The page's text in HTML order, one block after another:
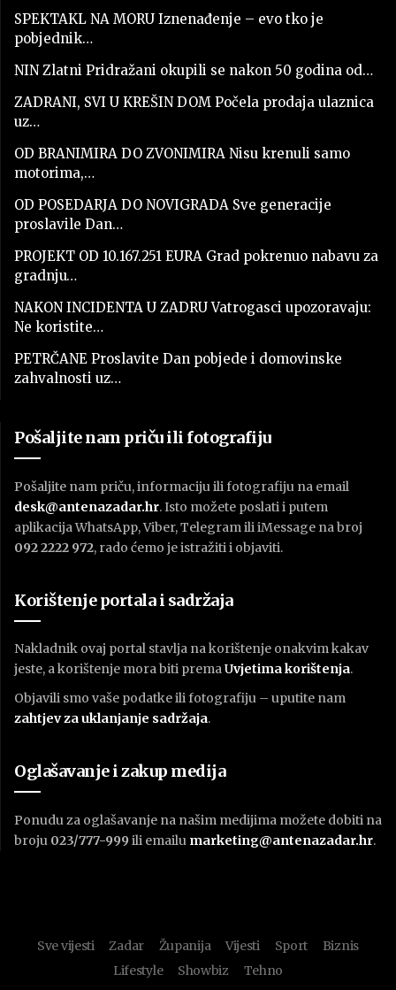
SPEKTAKL NA MORU Iznenađenje – evo tko je
pobjednik…
NIN Zlatni Pridražani okupili se nakon 50 godina od…
ZADRANI, SVI U KREŠIN DOM Počela prodaja ulaznica
uz…
OD BRANIMIRA DO ZVONIMIRA Nisu krenuli samo
motorima,…
OD POSEDARJA DO NOVIGRADA Sve generacije
proslavile Dan…
PROJEKT OD 10.167.251 EURA Grad pokrenuo nabavu za
gradnju…
NAKON INCIDENTA U ZADRU Vatrogasci upozoravaju:
Ne koristite…
PETRČANE Proslavite Dan pobjede i domovinske
zahvalnosti uz…
Pošaljite nam priču ili fotografiju
Pošaljite nam priču, informaciju ili fotografiju na email
desk@antenazadar.hr. Isto možete poslati i putem
aplikacija WhatsApp, Viber, Telegram ili iMessage na broj
092 2222 972, rado ćemo je istražiti i objaviti.
Korištenje portala i sadržaja
Nakladnik ovaj portal stavlja na korištenje onakvim kakav
jeste, a korištenje mora biti premaUvjetima korištenja.
Objavili smo vaše podatke ili fotografiju – uputite nam
zahtjev za uklanjanje sadržaja.
Oglašavanje i zakup medija
Ponudu za oglašavanje na našim medijima možete dobiti na
broju 023/777-999 ili emailu marketing@antenazadar.hr.
Sve vijesti Zadar Županija Vijesti Sport
Biznis
Lifestyle
Showbiz Tehno